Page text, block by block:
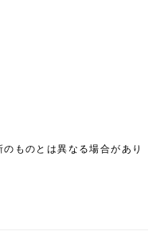
ものとは異なる場合があり